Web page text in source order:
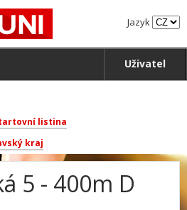
Jazyk
Uživatel
listina
kraj
5 - 400m D